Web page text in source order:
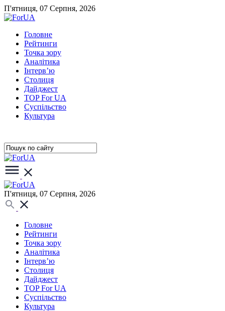
П'ятниця, 07 Серпня, 2026
Головне
Рейтинги
Точка зору
Аналітика
Інтерв’ю
Столиця
Дайджест
TOP For UA
Суспiльство
Культура
П'ятниця, 07 Серпня, 2026
Головне
Рейтинги
Точка зору
Аналітика
Інтерв’ю
Столиця
Дайджест
TOP For UA
Суспiльство
Культура